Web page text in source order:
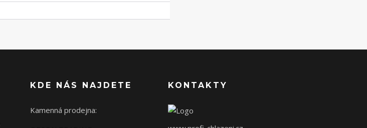
KDE NÁS NAJDETE
Kamenná prodejna:
KONTAKTY